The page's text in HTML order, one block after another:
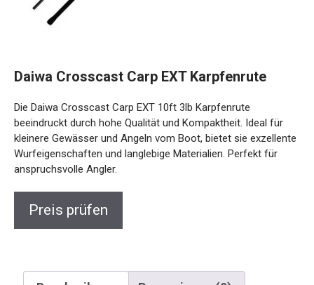
beeindruckt durch hohe Qualität und Kompaktheit. Ideal für
kleinere Gewässer und Angeln vom Boot, bietet sie
exzellente Wurfeigenschaften und langlebige Materialien.
Perfekt für anspruchsvolle Angler.
Beschreibung Rezensionen (0)